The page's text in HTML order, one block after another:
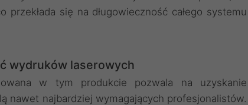
się na długowieczność całego systemu
wydruków laserowych
w tym produkcie pozwala na uzyskanie
nawet najbardziej wymagających profesjonalistów.